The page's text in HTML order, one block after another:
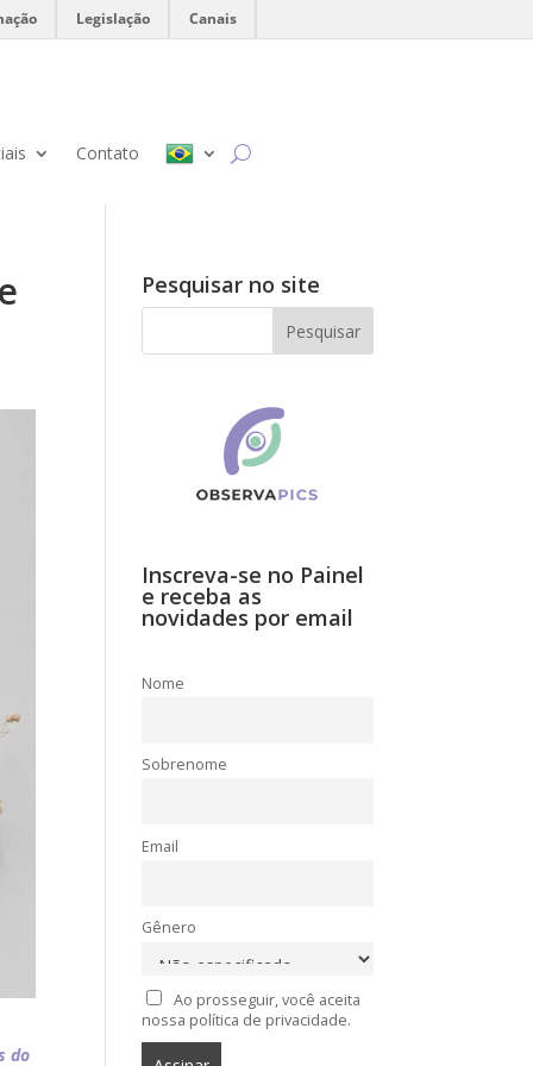
Legislação Canais
Contato
do
Pesquisar no site
Inscreva-se no Painel
e receba as
novidades por email
Nome
Sobrenome
Email
Gênero
Ao prosseguir, você aceita
nossa política de privacidade.